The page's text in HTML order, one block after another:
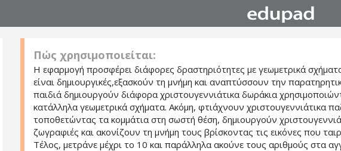
Πώς χρησιμοποιείται:
Η εφαρμογή προσφέρει διάφορες δραστηριότητες με γεωμετρικά
είναι δημιουργικές,εξασκούν τη μνήμη και αναπτύσσουν την
παιδιά δημιουργούν διάφορα χριστουγεννιάτικα δωράκια
κατάλληλα γεωμετρικά σχήματα. Ακόμη, φτιάχνουν χριστουγεννιάτικα
τοποθετώντας τα κομμάτια στη σωστή θέση, δημιουργούν
ζωγραφιές και ακονίζουν τη μνήμη τους βρίσκοντας τις εικόνες που
Τέλος, μετράνε μέχρι το 10 και παράλληλα ακούνε τους αριθμούς στα